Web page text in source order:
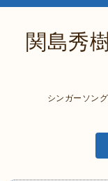
関島秀
シンガーソン